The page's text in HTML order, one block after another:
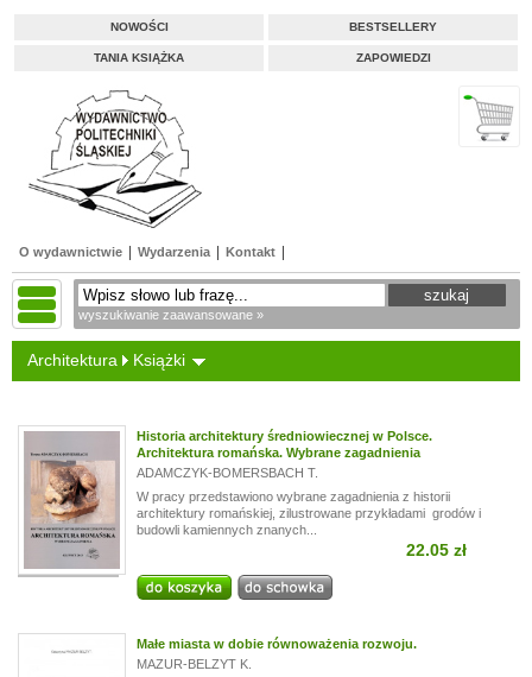
NOWOŚCI BESTSELLERY
TANIA KSIĄŻKA ZAPOWIEDZI
O wydawnictwie Wydarzenia Kontakt
wyszukiwanie zaawansowane »
Architektura Książki
Historia architektury średniowiecznej w Polsce.
Architektura romańska. Wybrane zagadnienia
ADAMCZYK-BOMERSBACH T.
W pracy przedstawiono wybrane zagadnienia z historii
architektury romańskiej, zilustrowane przykładami grodów i
budowli kamiennych znanych...
22.05 zł
Małe miasta w dobie równoważenia rozwoju.
MAZUR-BELZYT K.